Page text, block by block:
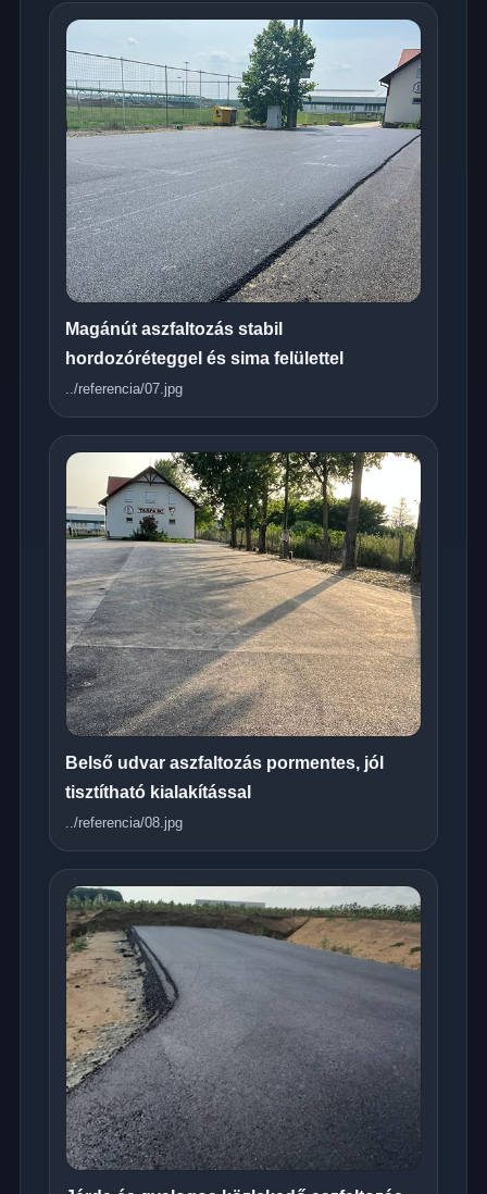
Magánút aszfaltozás stabil
hordozóréteggel és sima felülettel
../referencia/07.jpg
Belső udvar aszfaltozás pormentes, jól
tisztítható kialakítással
../referencia/08.jpg